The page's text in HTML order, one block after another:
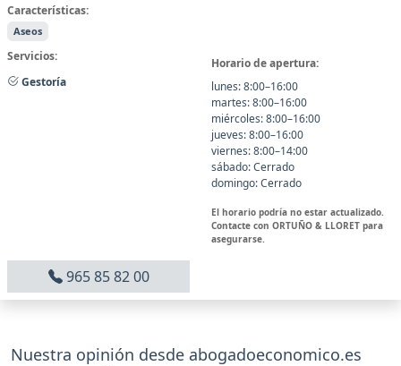
Características:
Aseos
Servicios:
Gestoría
Horario de apertura:
lunes: 8:00–16:00
martes: 8:00–16:00
miércoles: 8:00–16:00
jueves: 8:00–16:00
viernes: 8:00–14:00
sábado: Cerrado
domingo: Cerrado
El horario podría no estar actualizado.
Contacte con ORTUÑO & LLORET para
asegurarse.
965 85 82 00
Nuestra opinión desde abogadoeconomico.es